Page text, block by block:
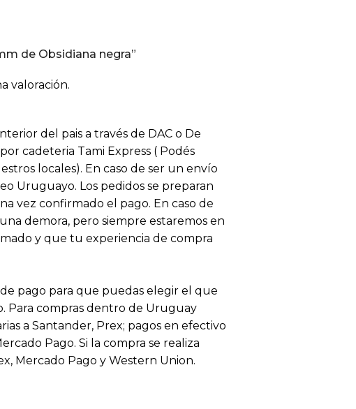
de Obsidiana negra”
valoración.
del pais a través de DAC o De
cadeteria Tami Express ( Podés
locales). En caso de ser un envío
Uruguayo. Los pedidos se preparan
vez confirmado el pago. En caso de
demora, pero siempre estaremos en
y que tu experiencia de compra
pago para que puedas elegir el que
Para compras dentro de Uruguay
a Santander, Prex; pagos en efectivo
Pago. Si la compra se realiza
Mercado Pago y Western Union.